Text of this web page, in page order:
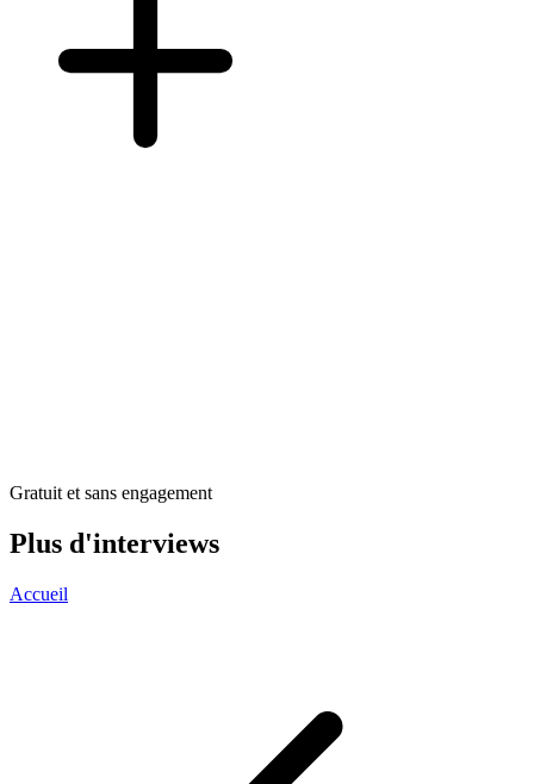
Gratuit et sans engagement
Plus d'interviews
Accueil